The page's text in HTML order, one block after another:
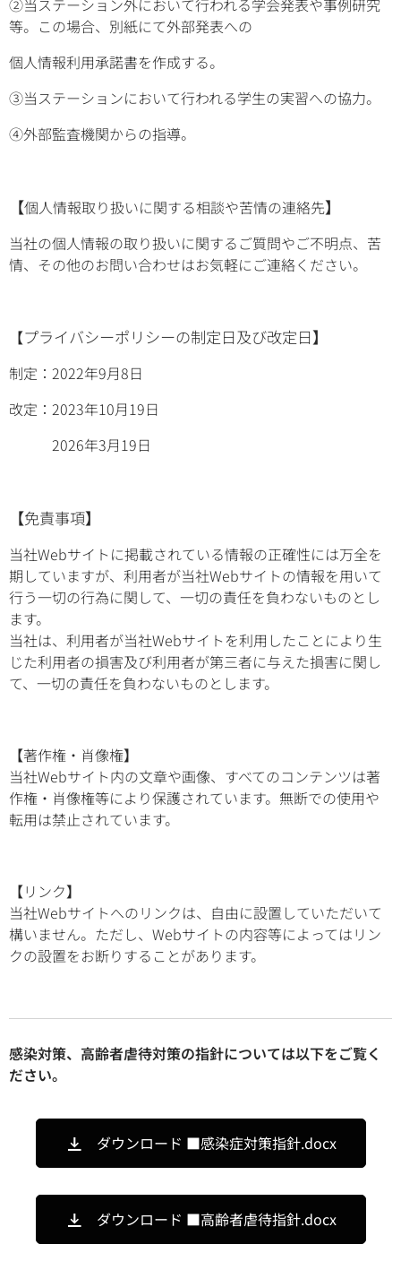
②当ステーション外において行われる学会発表や事例研究
等。この場合、別紙にて外部発表への
個人情報利用承諾書を作成する。
③当ステーションにおいて行われる学生の実習への協力。
④外部監査機関からの指導。
【個人情報取り扱いに関する相談や苦情の連絡先】
当社の個人情報の取り扱いに関するご質問やご不明点、苦
情、その他のお問い合わせはお気軽にご連絡ください。
【プライバシーポリシーの制定日及び改定日】
制定：2022年9月8日
改定：2023年10月19日
2026年3月19日
【免責事項】
当社Webサイトに掲載されている情報の正確性には万全を
期していますが、利用者が当社Webサイトの情報を用いて
行う一切の行為に関して、一切の責任を負わないものとし
ます。
当社は、利用者が当社Webサイトを利用したことにより生
じた利用者の損害及び利用者が第三者に与えた損害に関し
て、一切の責任を負わないものとします。
【著作権・肖像権】
当社Webサイト内の文章や画像、すべてのコンテンツは著
作権・肖像権等により保護されています。無断での使用や
転用は禁止されています。
【リンク】
当社Webサイトへのリンクは、自由に設置していただいて
構いません。ただし、Webサイトの内容等によってはリン
クの設置をお断りすることがあります。
感染対策、高齢者虐待対策の指針については以下をご覧く
ださい。
ダウンロード ■感染症対策指針.docx
ダウンロード ■高齢者虐待指針.docx